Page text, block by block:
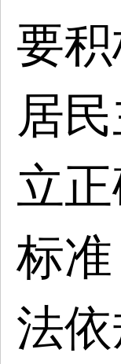
要
居
立
标
法